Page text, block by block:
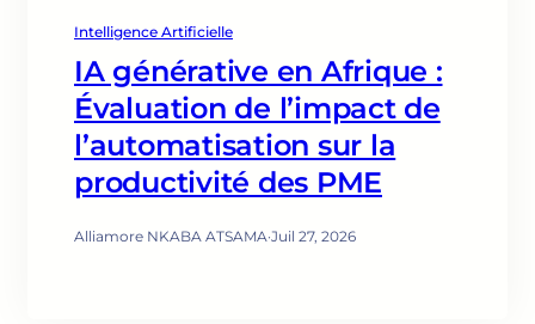
Intelligence Artificielle
IA générative en Afrique :
Évaluation de l’impact de
l’automatisation sur la
productivité des PME
Alliamore NKABA ATSAMA·Juil 27, 2026